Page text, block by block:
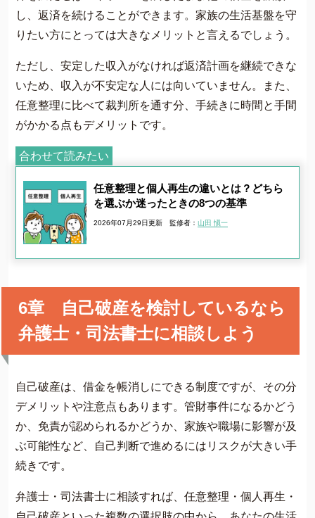
し、返済を続けることができます。家族の生活基盤を守
りたい方にとっては大きなメリットと言えるでしょう。
ただし、安定した収入がなければ返済計画を継続できな
いため、収入が不安定な人には向いていません。また、
任意整理に比べて裁判所を通す分、手続きに時間と手間
がかかる点もデメリットです。
合わせて読みたい
任意整理と個人再生の違いとは？どちら
を選ぶか迷ったときの8つの基準
2026年07月29日更新 監修者： 山田 愼一
6章 自己破産を検討しているなら
弁護士・司法書士に相談しよう
自己破産は、借金を帳消しにできる制度ですが、その分
デメリットや注意点もあります。管財事件になるかどう
か、免責が認められるかどうか、家族や職場に影響が及
ぶ可能性など、自己判断で進めるにはリスクが大きい手
続きです。
弁護士・司法書士に相談すれば、任意整理・個人再生・